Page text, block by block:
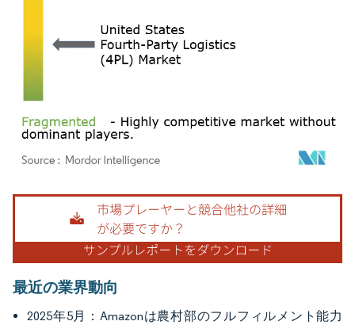
画像 © Mordor Intelligence。再利用にはCC BY 4.0の表示が必要です。
最近の業界動向
2025年5月：Amazonは農村部のフルフィルメント能力